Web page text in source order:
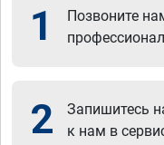
1 Позвоните
2
Запишитесь
к нам в